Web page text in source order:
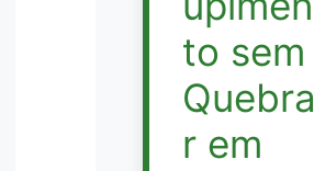
to sem
Quebra
r em